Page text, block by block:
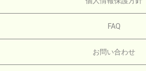
FAQ
お問い合わせ